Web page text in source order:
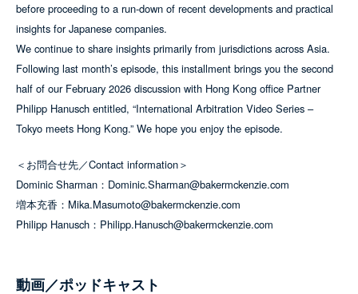
before proceeding to a run-down of recent developments and practical
insights for Japanese companies.
We continue to share insights primarily from jurisdictions across Asia.
Following last month’s episode, this installment brings you the second
half of our February 2026 discussion with Hong Kong office Partner
Philipp Hanusch entitled, “International Arbitration Video Series –
Tokyo meets Hong Kong.” We hope you enjoy the episode.
＜お問合せ先／Contact information＞
Dominic Sharman：Dominic.Sharman@bakermckenzie.com
増本充香：Mika.Masumoto@bakermckenzie.com
Philipp Hanusch：Philipp.Hanusch@bakermckenzie.com
動画／ポッドキャスト